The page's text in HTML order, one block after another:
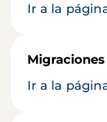
Ir a la
Migraciones
Ir a la